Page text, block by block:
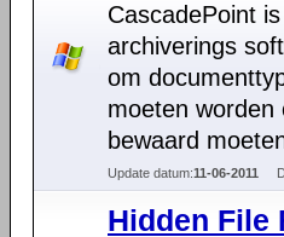
CascadePoint
archiverings
om
moeten worden
bewaard
Update datum:11-06-2011
Hidden File